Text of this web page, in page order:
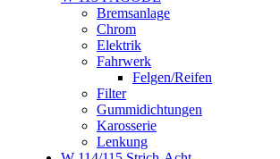
Bremsanlage
Chrom
Elektrik
Fahrwerk
Felgen/Reifen
Filter
Gummidichtungen
Karosserie
Lenkung